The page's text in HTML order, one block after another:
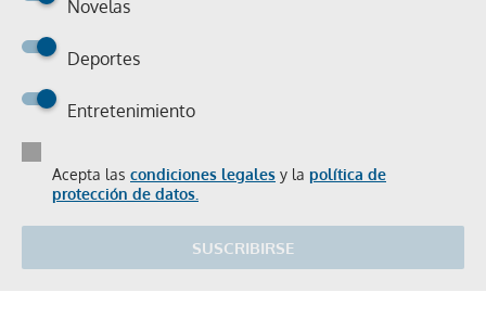
Novelas
Deportes
Entretenimiento
Acepta las condiciones legales y la política de
protección de datos.
SUSCRIBIRSE